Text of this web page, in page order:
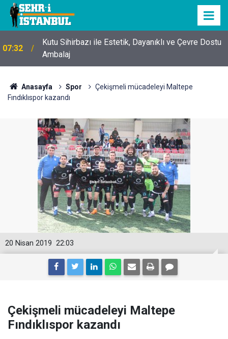
07:32
Kutu Sihirbazı ile Estetik, Dayanıklı ve Çevre Dostu
Ambalaj
Anasayfa Spor
Çekişmeli mücadeleyi Maltepe
Fındıklıspor kazandı
22:03
20 Nisan 2019
Çekişmeli mücadeleyi Maltepe
Fındıklıspor kazandı